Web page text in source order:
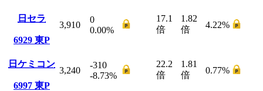
日セラ
6929 東P
3,910
0
0.00%
17.1
倍
1.82
倍
4.22%
日ケミコン
6997 東P
3,240
-310
-8.73%
22.2
倍
1.81
倍
0.77%